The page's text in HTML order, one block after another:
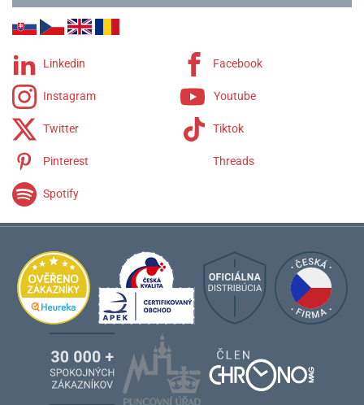
Linkedin Facebook
Instagram Youtube
Twitter Tiktok
Pinterest Threads
Spotify